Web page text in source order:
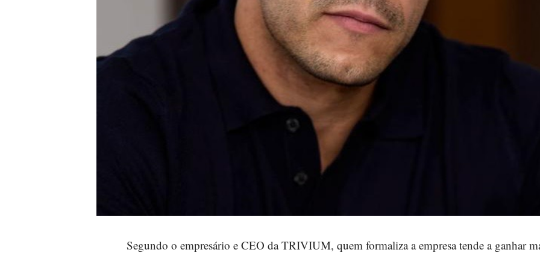
Segundo o empresário e CEO da TRIVIUM, quem formaliza a empresa tende a ganhar